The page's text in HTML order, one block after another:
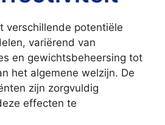
verschillende potentiële
variërend van
en gewichtsbeheersing tot
het algemene welzijn. De
zijn zorgvuldig
effecten te